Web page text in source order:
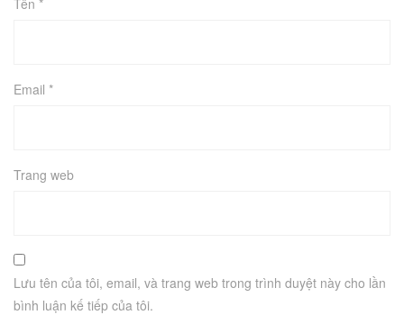
Email *
Trang web
Lưu tên của tôi, email, và trang web trong trình duyệt này cho lần
bình luận kế tiếp của tôi.